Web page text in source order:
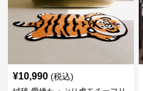
¥10,990 (税込)